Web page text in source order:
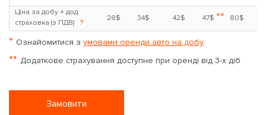
Ціна за добу + дод.
страховка (з ПДВ)
?
28$ 34$ 42$ 47$ ** 80$
* Ознайомитися з умовами оренди авто на добу
** Додаткове страхування доступне при оренді від 3-х діб
Замовити